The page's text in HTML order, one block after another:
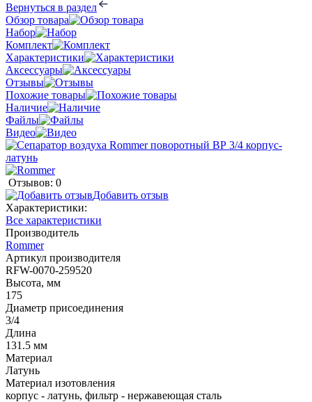
Вернуться в раздел
Обзор товара
Набор
Комплект
Характеристики
Аксессуары
Отзывы
Похожие товары
Наличие
Файлы
Видео
Отзывов: 0
Добавить отзыв
Характеристики:
Все характеристики
Производитель
Rommer
Артикул производителя
RFW-0070-259520
Высота, мм
175
Диаметр присоединения
3/4
Длина
131.5 мм
Материал
Латунь
Материал изотовления
корпус - латунь, фильтр - нержавеющая сталь